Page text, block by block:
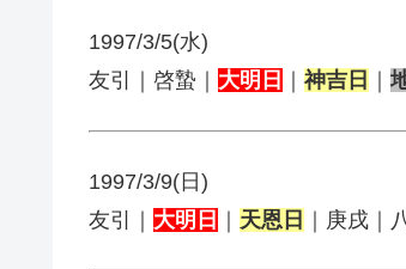
1997/3/5(水)
友引｜啓蟄｜ 大明日 神吉日 ｜
1997/3/9(日)
友引｜ 大明日 ｜ 天恩日 ｜庚戌｜